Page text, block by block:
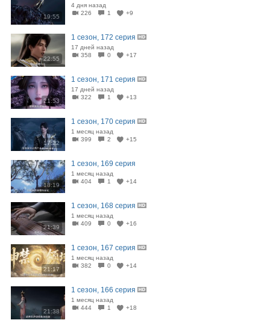
19:55
4 дня назад
226
1 +9
22:55
1 сезон, 172 серия
17 дней назад
358
0 +17
21:53
1 сезон, 171 серия
17 дней назад
322
1 +13
17:22
1 сезон, 170 серия
1 месяц назад
399
2 +15
18:19
1 сезон, 169 серия
1 месяц назад
404
1 +14
21:39
1 сезон, 168 серия
1 месяц назад
409
0 +16
21:17
1 сезон, 167 серия
1 месяц назад
382
0 +14
21:38
1 сезон, 166 серия
1 месяц назад
444
1 +18